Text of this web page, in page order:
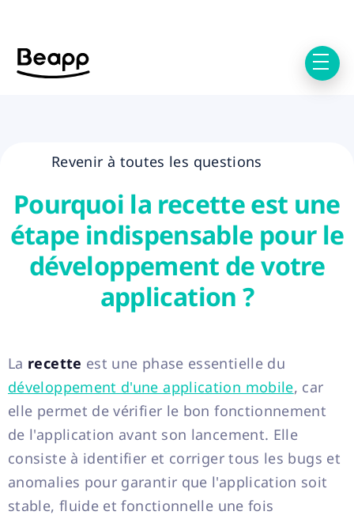
Revenir à toutes les questions
Pourquoi la recette est une
étape indispensable pour le
développement de votre
application ?
La recette est une phase essentielle du
développement d'une application mobile, car
elle permet de vérifier le bon fonctionnement
de l'application avant son lancement. Elle
consiste à identifier et corriger tous les bugs et
anomalies pour garantir que l'application soit
stable, fluide et fonctionnelle une fois